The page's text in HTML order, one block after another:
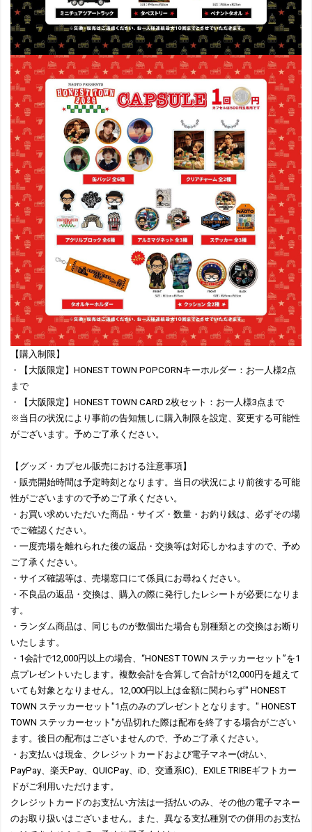
【購入制限】
・【大阪限定】HONEST TOWN POPCORNキーホルダー：お一人様2点
まで
・【大阪限定】HONEST TOWN CARD 2枚セット：お一人様3点まで
※当日の状況により事前の告知無しに購入制限を設定、変更する可能性
がございます。予めご了承ください。
【グッズ・カプセル販売における注意事項】
・販売開始時間は予定時刻となります。当日の状況により前後する可能
性がございますので予めご了承ください。
・お買い求めいただいた商品・サイズ・数量・お釣り銭は、必ずその場
でご確認ください。
・一度売場を離れられた後の返品・交換等は対応しかねますので、予め
ご了承ください。
・サイズ確認等は、売場窓口にて係員にお尋ねください。
・不良品の返品・交換は、購入の際に発行したレシートが必要になりま
す。
・ランダム商品は、同じものが数個出た場合も別種類との交換はお断り
いたします。
・1会計で12,000円以上の場合、“HONEST TOWN ステッカーセット”を1
点プレゼントいたします。複数会計を合算して合計が12,000円を超えて
いても対象となりません。12,000円以上は金額に関わらず" HONEST
TOWN ステッカーセット"1点のみのプレゼントとなります。" HONEST
TOWN ステッカーセット"が品切れた際は配布を終了する場合がござい
ます。後日の配布はございませんので、予めご了承ください。
・お支払いは現金、クレジットカードおよび電子マネー(d払い、
PayPay、楽天Pay、QUICPay、iD、交通系IC)、EXILE TRIBEギフトカー
ドがご利用いただけます。
クレジットカードのお支払い方法は一括払いのみ、その他の電子マネー
のお取り扱いはございません。また、異なる支払種別での併用のお支払